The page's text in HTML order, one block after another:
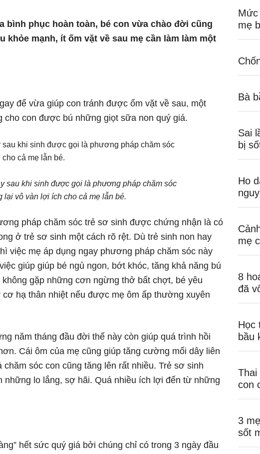
bình phục hoàn toàn, bé con vừa chào đời cũng
khỏe mạnh, ít ốm vặt về sau mẹ cần làm làm một
để vừa giúp con tránh được ốm vặt về sau, một
cho con được bú những giọt sữa non quý giá.
sau khi sinh được gọi là phương pháp chăm sóc
lại vô vàn lợi ích cho cả mẹ lẫn bé.
pháp chăm sóc trẻ sơ sinh được chứng nhận là có
ở trẻ sơ sinh một cách rõ rệt. Dù trẻ sinh non hay
việc mẹ áp dụng ngay phương pháp chăm sóc này
giúp giúp bé ngủ ngon, bớt khóc, tăng khả năng bú
gặp những cơn ngừng thở bất chợt, bé yêu
hạ thân nhiệt nếu được mẹ ôm ấp thường xuyên
năm tháng đầu đời thế này còn giúp quá trình hồi
Cái ôm của mẹ cũng giúp tăng cường mối dây liên
sóc con cũng tăng lên rất nhiều. Trẻ sơ sinh
lo lắng, sợ hãi. Quá nhiều ích lợi đến từ những
hết sức quý giá bởi chúng chỉ có trong 3 ngày đầu
Mức
mẹ
Bà
Sai
bị
Ho
mẹ
8
đã
Học
bầu
Thai
con
3
sốt